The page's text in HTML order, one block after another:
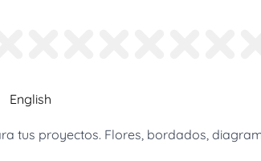
English
tus proyectos. Flores, bordados,